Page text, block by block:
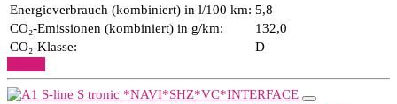
Energieverbrauch (kombiniert) in l/100 km: 5,8
CO₂-Emissionen (kombiniert) in g/km:
132,0
CO₂-Klasse:
D